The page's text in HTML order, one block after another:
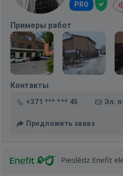
PRO
Примеры работ
Контакты
+371 *** *** 45 Эл.
Предложить заказ
Pieslēdz Enefit